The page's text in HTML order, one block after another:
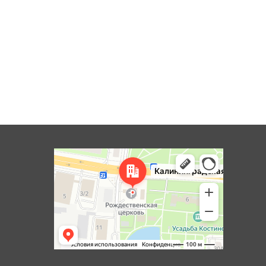
Королёв
Яндекс Карты — транспорт, навигация, поиск мест